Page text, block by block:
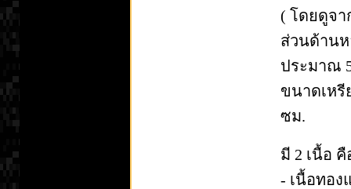
( โดยดูจ
ส่วนด้าน
ประมาณ
ขนาดเหรี
ซม.
มี 2 เนื้อ
- เนื้อทอง